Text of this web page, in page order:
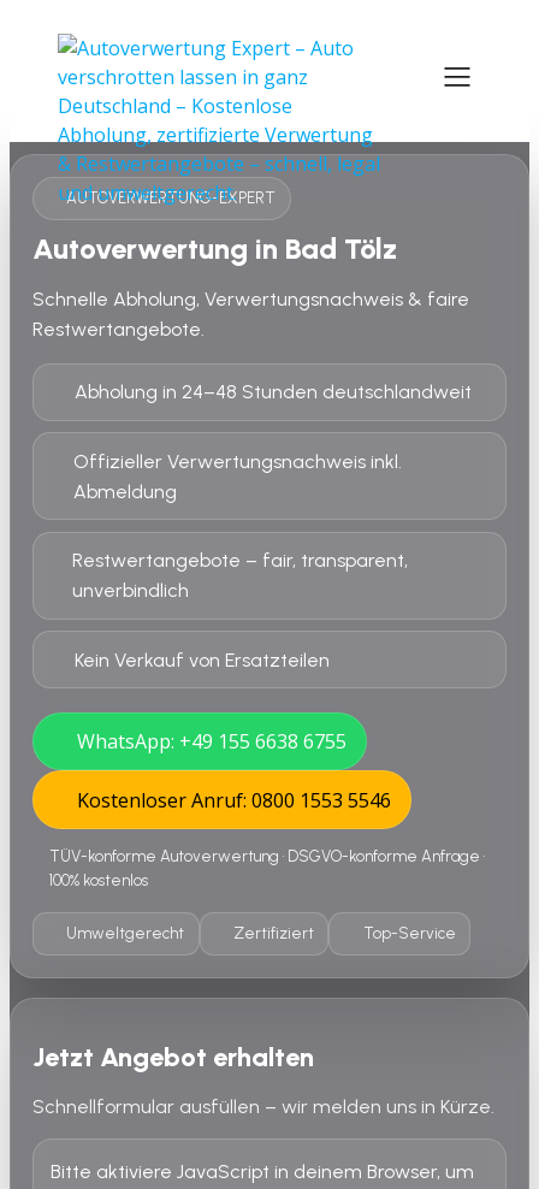
AUTOVERWERTUNG-EXPERT
Autoverwertung in Bad Tölz
Schnelle Abholung, Verwertungsnachweis & faire
Restwertangebote.
Abholung in 24–48 Stunden deutschlandweit
Offizieller Verwertungsnachweis inkl.
Abmeldung
Restwertangebote – fair, transparent,
unverbindlich
Kein Verkauf von Ersatzteilen
WhatsApp: +49 155 6638 6755
Kostenloser Anruf: 0800 1553 5546
TÜV-konforme Autoverwertung • DSGVO-konforme Anfrage •
100% kostenlos
Umweltgerecht Zertifiziert Top-Service
Jetzt Angebot erhalten
Schnellformular ausfüllen – wir melden uns in Kürze.
Bitte aktiviere JavaScript in deinem Browser, um